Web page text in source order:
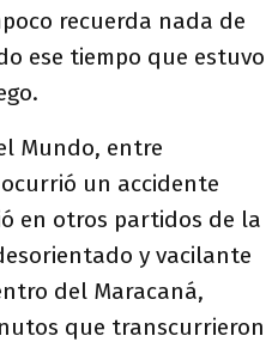
recuerda nada de
ese tiempo que estuvo
Mundo, entre
un accidente
en otros partidos de la
y vacilante
del Maracaná,
que transcurrieron